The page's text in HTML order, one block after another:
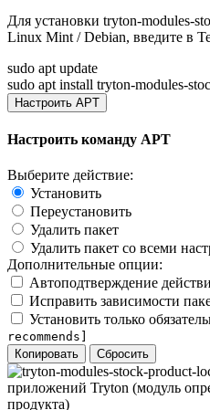
Для установки tryton-modules-
Linux Mint / Debian, введите в
sudo apt update
sudo apt install tryton-modules-
Настроить APT
Настроить команду APT
Выберите действие:
Установить
Переустановить
Удалить пакет
Удалить пакет со всеми
Дополнительные опции:
Автоподтверждение
Исправить зависимости
Установить только
recommends]
Копировать
Сбросить